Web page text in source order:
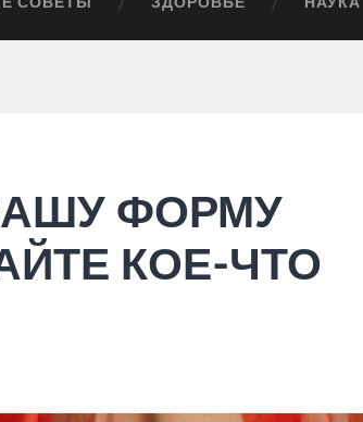
ФОРМУ
КОЕ-ЧТО